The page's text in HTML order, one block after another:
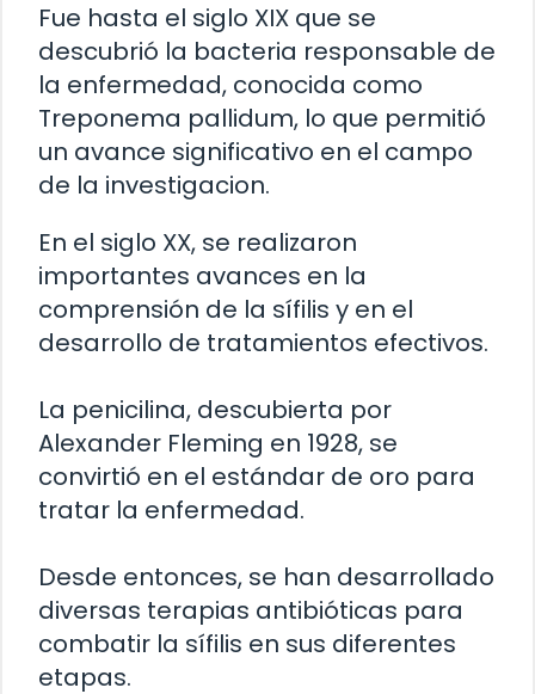
Fue hasta el siglo XIX que se
descubrió la bacteria responsable de
la enfermedad, conocida como
Treponema pallidum, lo que permitió
un avance significativo en el campo
de la investigacion.
En el siglo XX, se realizaron
importantes avances en la
comprensión de la sífilis y en el
desarrollo de tratamientos efectivos.
La penicilina, descubierta por
Alexander Fleming en 1928, se
convirtió en el estándar de oro para
tratar la enfermedad.
Desde entonces, se han desarrollado
diversas terapias antibióticas para
combatir la sífilis en sus diferentes
etapas.